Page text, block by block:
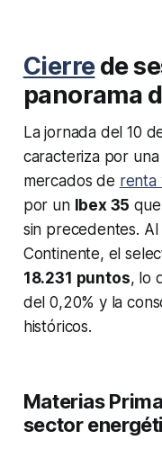
Cierrede
panorama
La jornada del 10
caracteriza por
mercados de renta
por un Ibex 35
sin precedentes.
Continente, el
18.231 puntos, lo
del 0,20% y la
históricos.
Materias
sector